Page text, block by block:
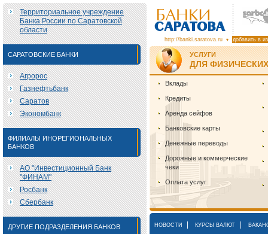
Территориальное учреждение
Банка России по Саратовской
области
САРАТОВСКИЕ БАНКИ
Агророс
Газнефтьбанк
Саратов
Экономбанк
ФИЛИАЛЫ ИНОРЕГИОНАЛЬНЫХ
БАНКОВ
АО "Инвестиционный Банк
"ФИНАМ"
Росбанк
Сбербанк
ДРУГИЕ ПОДРАЗДЕЛЕНИЯ БАНКОВ
http://banki.saratova.ru добавить в
УСЛУГИ
ДЛЯ
Вклады
Кредиты
Аренда сейфов
Банковские карты
Денежные переводы
Дорожные и коммерческие
чеки
Оплата услуг
НОВОСТИ КУРСЫ ВАЛЮТ